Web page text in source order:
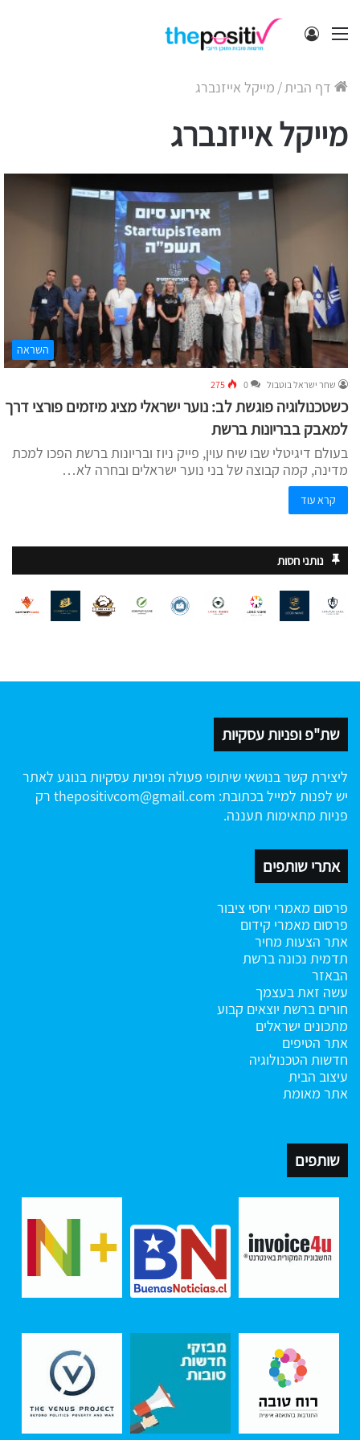
תפריט התחבר
דף הבית/ מייקל אייזנברג
מייקל אייזנברג
השראה
שחר ישראל בוטבול 0
275
כשטכנולוגיה פוגשת לב: נוער ישראלי מציג מיזמים פורצי דרך
למאבק בבריונות ברשת
בעולם דיגיטלי שבו שיח עוין, פייק ניוז ובריונות ברשת הפכו למכת
מדינה, קמה קבוצה של בני נוער ישראלים ובחרה לא…
קרא עוד
נותני חסות
שת"פ ופניות עסקיות
ליצירת קשר בנושאי שיתופי פעולה ופניות עסקיות בנוגע לאתר
יש לפנות למייל בכתובת: thepositivcom@gmail.com רק
פניות מתאימות תעננה.
אתרי שותפים
פרסום מאמרי יחסי ציבור
פרסום מאמרי קידום
אתר הצעות מחיר
תדמית נכונה ברשת
הבאזר
עשה זאת בעצמך
חורים ברשת יוצאים קבוע
מתכונים ישראלים
אתר הטיפים
חדשות הטכנולוגיה
עיצוב הבית
אתר מאומת
שותפים